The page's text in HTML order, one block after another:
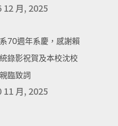
12 月, 2025
70週年系慶，感謝賴
錄影祝賀及本校沈校
臨致詞
11 月, 2025